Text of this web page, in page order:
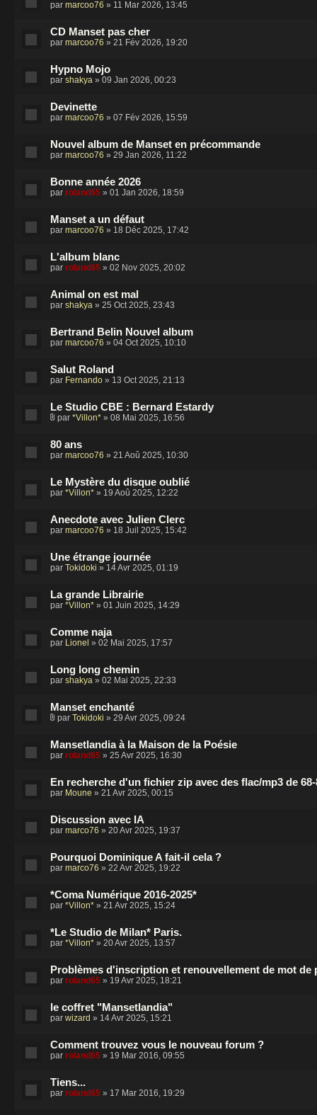
par marcoo76 » 11 Mar 2026, 13:45
CD Manset pas cher
par marcoo76 » 21 Fév 2026, 19:20
Hypno Mojo
par shakya » 09 Jan 2026, 00:23
Devinette
par marcoo76 » 07 Fév 2026, 15:59
Nouvel album de Manset en précommande
par marcoo76 » 29 Jan 2026, 11:22
Bonne année 2026
par roland65 » 01 Jan 2026, 18:59
Manset a un défaut
par marcoo76 » 18 Déc 2025, 17:42
L'album blanc
par roland65 » 02 Nov 2025, 20:02
Animal on est mal
par shakya » 25 Oct 2025, 23:43
Bertrand Belin Nouvel album
par marcoo76 » 04 Oct 2025, 10:10
Salut Roland
par Fernando » 13 Oct 2025, 21:13
Le Studio CBE : Bernard Estardy
par *Villon* » 08 Mai 2025, 16:56
80 ans
par marcoo76 » 21 Aoû 2025, 10:30
Le Mystère du disque oublié
par *Villon* » 19 Aoû 2025, 12:22
Anecdote avec Julien Clerc
par marcoo76 » 18 Juil 2025, 15:42
Une étrange journée
par Tokidoki » 14 Avr 2025, 01:19
La grande Librairie
par *Villon* » 01 Juin 2025, 14:29
Comme naja
par Lionel » 02 Mai 2025, 17:57
Long long chemin
par shakya » 02 Mai 2025, 22:33
Manset enchanté
par Tokidoki » 29 Avr 2025, 09:24
Mansetlandia à la Maison de la Poésie
par roland65 » 25 Avr 2025, 16:30
En recherche d'un fichier zip avec des flac/mp3 de 68-
par Moune » 21 Avr 2025, 00:15
Discussion avec IA
par marco76 » 20 Avr 2025, 19:37
Pourquoi Dominique A fait-il cela ?
par marco76 » 22 Avr 2025, 19:22
*Coma Numérique 2016-2025*
par *Villon* » 21 Avr 2025, 15:24
*Le Studio de Milan* Paris.
par *Villon* » 20 Avr 2025, 13:57
Problèmes d'inscription et renouvellement de mot de
par roland65 » 19 Avr 2025, 18:21
le coffret "Mansetlandia"
par wizard » 14 Avr 2025, 15:21
Comment trouvez vous le nouveau forum ?
par roland65 » 19 Mar 2016, 09:55
Tiens...
par roland65 » 17 Mar 2016, 19:29